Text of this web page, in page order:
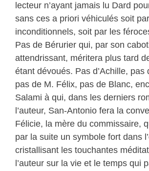
lecteur n’ayant jamais lu Dard
sans ces a priori véhiculés soit
inconditionnels, soit par les
Pas de Bérurier qui, par son
attendrissant, méritera plus tard
étant dévoués. Pas d’Achille, pas
pas de M. Félix, pas de Blanc,
Salami à qui, dans les derniers
l’auteur, San-Antonio fera la
Félicie, la mère du commissaire,
par la suite un symbole fort dans
cristallisant les touchantes
l’auteur sur la vie et le temps qui